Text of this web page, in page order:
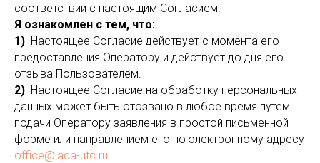
соответствии с настоящим Согласием.
Я ознакомлен с тем, что:
1) Настоящее Согласие действует с момента его
предоставления Оператору и действует до дня его
отзыва Пользователем.
2) Настоящее Согласие на обработку персональных
данных может быть отозвано в любое время путем
подачи Оператору заявления в простой письменной
форме или направлением его по электронному адресу
office@lada-utc.ru